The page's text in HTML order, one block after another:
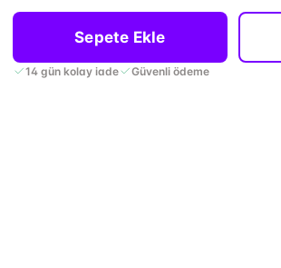
Sepete Ekle
14 gün kolay iade Güvenli ödeme